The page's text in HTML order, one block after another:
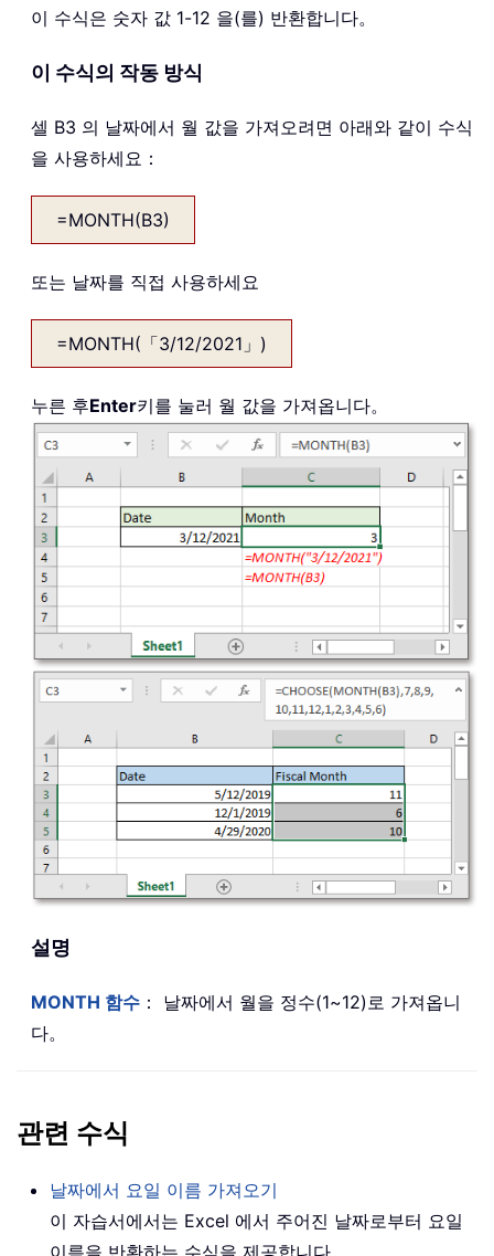
이 수식은 숫자 값 1-12 을(를) 반환합니다。
이 수식의 작동 방식
셀 B3 의 날짜에서 월 값을 가져오려면 아래와 같이 수식
을 사용하세요：
=MONTH(B3)
또는 날짜를 직접 사용하세요
=MONTH(「3/12/2021」)
누른 후Enter키를 눌러 월 값을 가져옵니다。
설명
MONTH 함수 ： 날짜에서 월을 정수(1~12)로 가져옵니
다。
관련 수식
날짜에서 요일 이름 가져오기
이 자습서에서는 Excel 에서 주어진 날짜로부터 요일